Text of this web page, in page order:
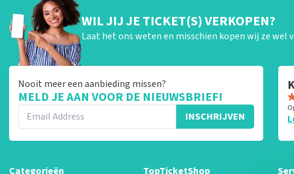
WIL JIJ JE TICKET(S) VERKOPEN?
Laat het ons weten en misschien kopen wij ze wel
Nooit meer een aanbieding missen?
MELD JE AAN VOOR DE NIEUWSBRIEF!
INSCHRIJVEN
Categorieën TopTicketShop